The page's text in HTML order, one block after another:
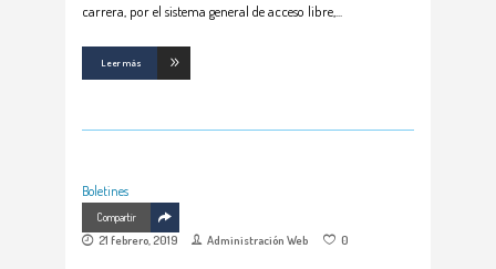
carrera, por el sistema general de acceso libre,
Leer más
Boletines
Compartir
21 febrero, 2019 Administración Web 0